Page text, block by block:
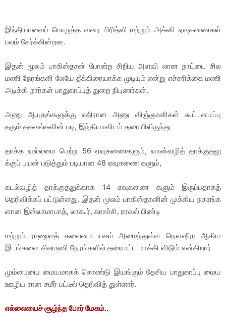
இந்தியாவைப் பொருத்த வரை பிரித்வி மற்றும் அக்னி ஏவுகணைகள்
பலம் சேர்க்கின்றன.
இதன் மூலம் பாகிஸ்தான் போன்ற சிறிய அளவி லான நாட்டை சில
மணி நேரங்களி லேயே தீக்கிரையாக்க முடியும் என்று எச்சரிக்கை மணி
அடிக்கி றார்கள் பாதுகாப்புத் துறை நிபுணர்கள்.
அணு ஆயுதங்களுக்கு எதிரான அணு விஞ்ஞானிகள் கூட்டமைப்பு
தரும் தகவல்களின் படி, இந்தியாவிடம் தரையிலிருந்து
தாக்க வல்லமை பெற்ற 56 ஏவுகணைகளும், வான்வழித் தாக்குதலு
க்குப் பயன் படுத்தும் படியான 48 ஏவுகணை களும்,
கடல்வழித் தாக்குதலுக்காக 14 ஏவுகணை களும் இருப்பதாகத்
தெரிவிக்கப் பட்டுள்ளது. இதன் மூலம் பாகிஸ்தானின் முக்கிய நகரங்க
ளான இஸ்லாமாபாத், லாகூர், கராச்சி, ராவல் பிண்டி
மற்றும் ராணுவத் தலைமை யகம் அமைந்துள்ள நௌஷீரா ஆகிய
இடங்களை சிலமணி நேரங்களில் தரைமட்ட மாக்கி விடும் என்கிறார்
மும்பையை மையமாகக் கொண்டு இயங்கும் தேசிய பாதுகாப்பு மைய
ஊழிய ரான சமீர் பட்டீல் தெரிவித் துள்ளார்.
எல்லையைச் சூழ்ந்த போர் மேகம்..